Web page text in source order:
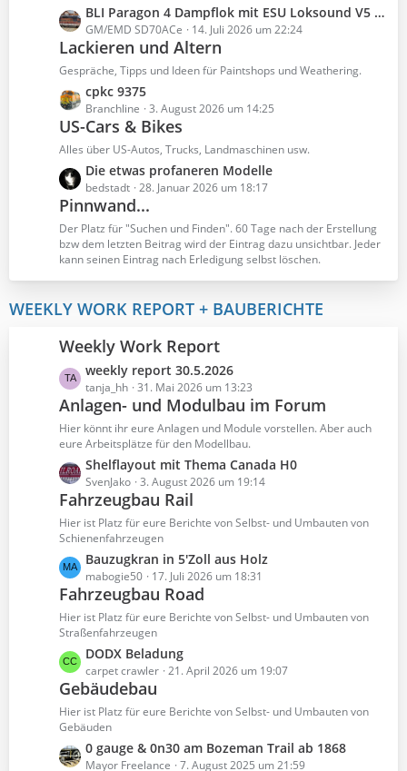
ä
g
e
L
e
t
z
e
B
i
t
r
ä
g
e
BLI Paragon 4 Dampflok mit ESU Loksound V5 und Adapterplatine umgebaut aber Programmierungsprobleme - Kann jemand helfen?
GM/EMD SD70ACe 14. Juli 2026 um 22:24
Lackieren und Altern
Gespräche, Tipps und Ideen für Paintshops und Weathering.
L
e
t
z
e
B
i
t
g
cpkc 9375
Branchline 3. August 2026 um 14:25
US-Cars & Bikes
Alles über US-Autos, Trucks, Landmaschinen usw.
L
e
t
z
t
e
B
i
r
ä
g
e
Die etwas profaneren Modelle
bedstadt 28. Januar 2026 um 18:17
Pinnwand...
Der Platz für "Suchen und Finden". 60 Tage nach der Erstellung
bzw dem letzten Beitrag wird der Eintrag dazu unsichtbar. Jeder
kann seinen Eintrag nach Erledigung selbst löschen.
WEEKLY WORK REPORT + BAUBERICHTE
Weekly Work Report
L
e
t
z
t
e
B
e
i
t
ä
g
e
weekly report 30.5.2026
tanja_hh 31. Mai 2026 um 13:23
Anlagen- und Modulbau im Forum
Hier könnt ihr eure Anlagen und Module vorstellen. Aber auch
eure Arbeitsplätze für den Modellbau.
L
e
t
z
t
e
B
e
i
t
ä
g
e
Shelflayout mit Thema Canada H0
SvenJako 3. August 2026 um 19:14
Fahrzeugbau Rail
Hier ist Platz für eure Berichte von Selbst- und Umbauten von
Schienenfahrzeugen
L
e
t
z
t
e
B
e
i
t
ä
Bauzugkran in 5'Zoll aus Holz
mabogie50 17. Juli 2026 um 18:31
Fahrzeugbau Road
Hier ist Platz für eure Berichte von Selbst- und Umbauten von
Straßenfahrzeugen
L
e
t
z
t
e
B
DODX Beladung
carpet crawler 21. April 2026 um 19:07
Gebäudebau
Hier ist Platz für eure Berichte von Selbst- und Umbauten von
Gebäuden
L
e
0 gauge & 0n30 am Bozeman Trail ab 1868
Mayor Freelance 7. August 2025 um 21:59